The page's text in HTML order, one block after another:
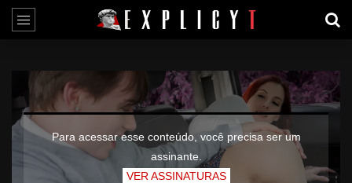
Para acessar esse conteúdo, você precisa ser um
assinante.
VER ASSINATURAS